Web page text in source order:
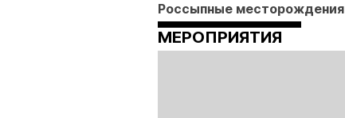
Россыпные месторождения
МЕРОПРИЯТИЯ